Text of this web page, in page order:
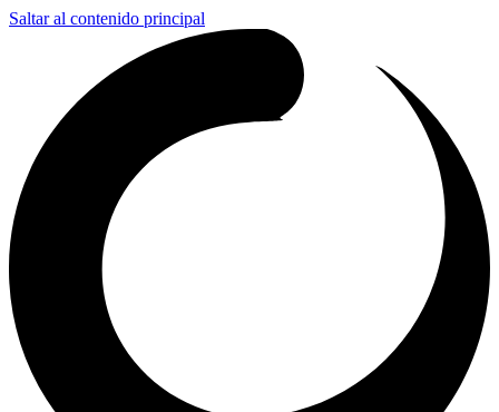
Saltar al contenido principal